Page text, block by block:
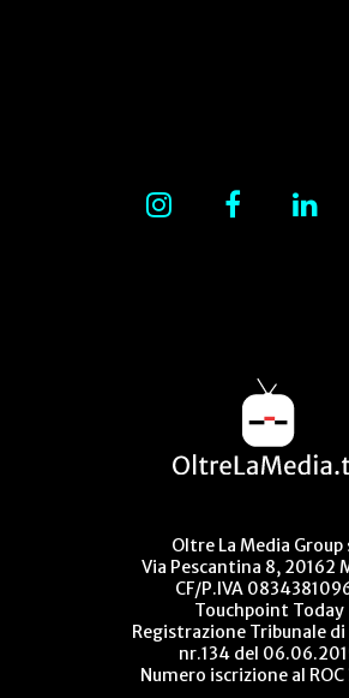
Oltre La Media Group
Via Pescantina 8, 20162
CF/P.IVA
Touchpoint Today
Registrazione Tribunale
nr.134 del
Numero iscrizione al ROC